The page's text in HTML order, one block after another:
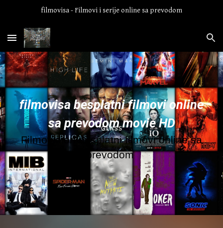
filmovisa - Filmovi i serije online sa prevodom
filmovisa besplatni filmovi online
sa prevodom movie HD
Filmovidion besplatni filmovi online sa
prevodom